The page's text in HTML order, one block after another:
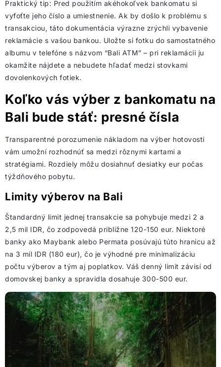
Praktický tip: Pred použitím akéhokoľvek bankomatu si
vyfoťte jeho číslo a umiestnenie. Ak by došlo k problému s
transakciou, táto dokumentácia výrazne zrýchli vybavenie
reklamácie s vašou bankou. Uložte si fotku do samostatného
albumu v telefóne s názvom “Bali ATM” – pri reklamácii ju
okamžite nájdete a nebudete hľadať medzi stovkami
dovolenkových fotiek.
Koľko vás výber z bankomatu na
Bali bude stáť: presné čísla
Transparentné porozumenie nákladom na výber hotovosti
vám umožní rozhodnúť sa medzi rôznymi kartami a
stratégiami. Rozdiely môžu dosiahnuť desiatky eur počas
týždňového pobytu.
Limity výberov na Bali
Štandardný limit jednej transakcie sa pohybuje medzi 2 a
2,5 mil IDR, čo zodpovedá približne 120-150 eur. Niektoré
banky ako Maybank alebo Permata posúvajú túto hranicu až
na 3 mil IDR (180 eur), čo je výhodné pre minimalizáciu
počtu výberov a tým aj poplatkov. Váš denný limit závisí od
domovskej banky a spravidla dosahuje 300-500 eur.